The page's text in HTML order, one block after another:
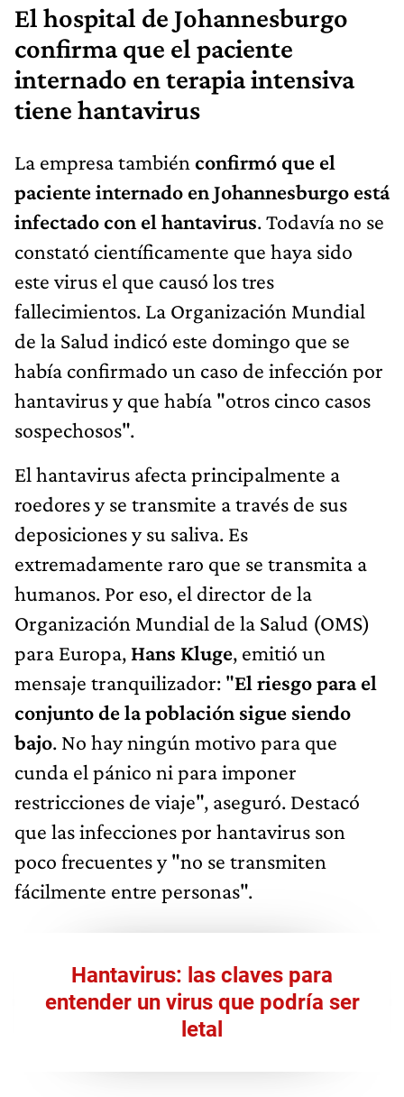
El hospital de Johannesburgo
confirma que el paciente
internado en terapia intensiva
tiene hantavirus
La empresa también confirmó que el
paciente internado en Johannesburgo está
infectado con el hantavirus. Todavía no se
constató científicamente que haya sido
este virus el que causó los tres
fallecimientos. La Organización Mundial
de la Salud indicó este domingo que se
había confirmado un caso de infección por
hantavirus y que había "otros cinco casos
sospechosos".
El hantavirus afecta principalmente a
roedores y se transmite a través de sus
deposiciones y su saliva. Es
extremadamente raro que se transmita a
humanos. Por eso, el director de la
Organización Mundial de la Salud (OMS)
para Europa, Hans Kluge, emitió un
mensaje tranquilizador: "El riesgo para el
conjunto de la población sigue siendo
bajo. No hay ningún motivo para que
cunda el pánico ni para imponer
restricciones de viaje", aseguró. Destacó
que las infecciones por hantavirus son
poco frecuentes y "no se transmiten
fácilmente entre personas".
Hantavirus: las claves para
entender un virus que podría ser
letal